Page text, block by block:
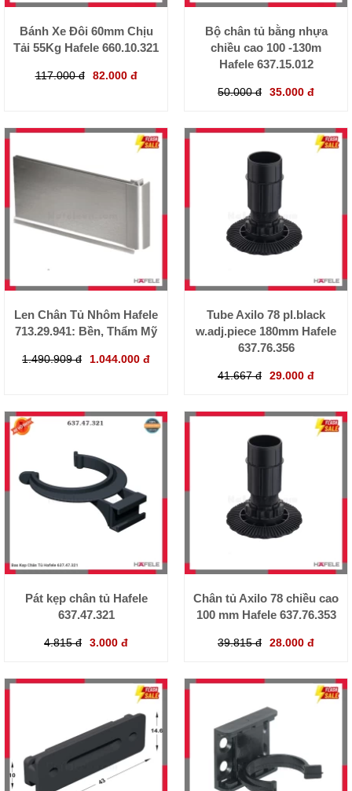
Bánh Xe Đôi 60mm Chịu
Tải 55Kg Hafele 660.10.321
117.000 đ 82.000 đ
Bộ chân tủ bằng nhựa
chiều cao 100 -130m
Hafele 637.15.012
50.000 đ 35.000 đ
Len Chân Tủ Nhôm Hafele
713.29.941: Bền, Thẩm Mỹ
1.490.909 đ 1.044.000 đ
Tube Axilo 78 pl.black
w.adj.piece 180mm Hafele
637.76.356
41.667 đ 29.000 đ
Pát kẹp chân tủ Hafele
637.47.321
4.815 đ 3.000 đ
Chân tủ Axilo 78 chiều cao
100 mm Hafele 637.76.353
39.815 đ 28.000 đ